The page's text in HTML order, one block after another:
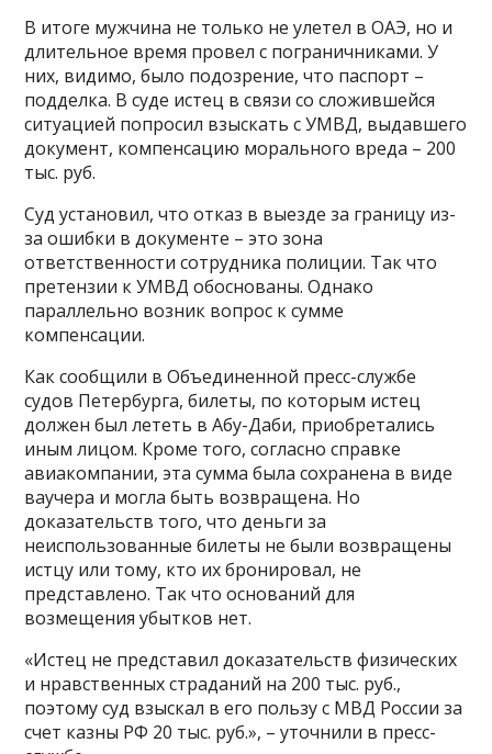
В итоге мужчина не только не улетел в ОАЭ, но и
длительное время провел с пограничниками. У
них, видимо, было подозрение, что паспорт –
подделка. В суде истец в связи со сложившейся
ситуацией попросил взыскать с УМВД, выдавшего
документ, компенсацию морального вреда – 200
тыс. руб.
Суд установил, что отказ в выезде за границу из-
за ошибки в документе – это зона
ответственности сотрудника полиции. Так что
претензии к УМВД обоснованы. Однако
параллельно возник вопрос к сумме
компенсации.
Как сообщили в Объединенной пресс-службе
судов Петербурга, билеты, по которым истец
должен был лететь в Абу-Даби, приобретались
иным лицом. Кроме того, согласно справке
авиакомпании, эта сумма была сохранена в виде
ваучера и могла быть возвращена. Но
доказательств того, что деньги за
неиспользованные билеты не были возвращены
истцу или тому, кто их бронировал, не
представлено. Так что оснований для
возмещения убытков нет.
«Истец не представил доказательств физических
и нравственных страданий на 200 тыс. руб.,
поэтому суд взыскал в его пользу с МВД России за
счет казны РФ 20 тыс. руб.», – уточнили в пресс-